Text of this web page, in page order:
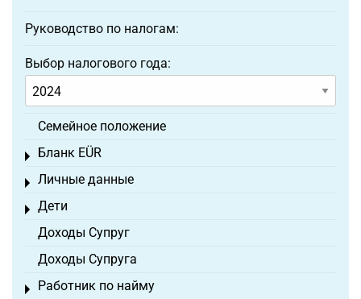
Руководство по налогам:
Выбор налогового года:
Семейное положение
Бланк EÜR
Toggle menu
Личные данные
Toggle menu
Дети
Toggle menu
Доходы Супруг
Доходы Супруга
Работник по найму
Toggle menu